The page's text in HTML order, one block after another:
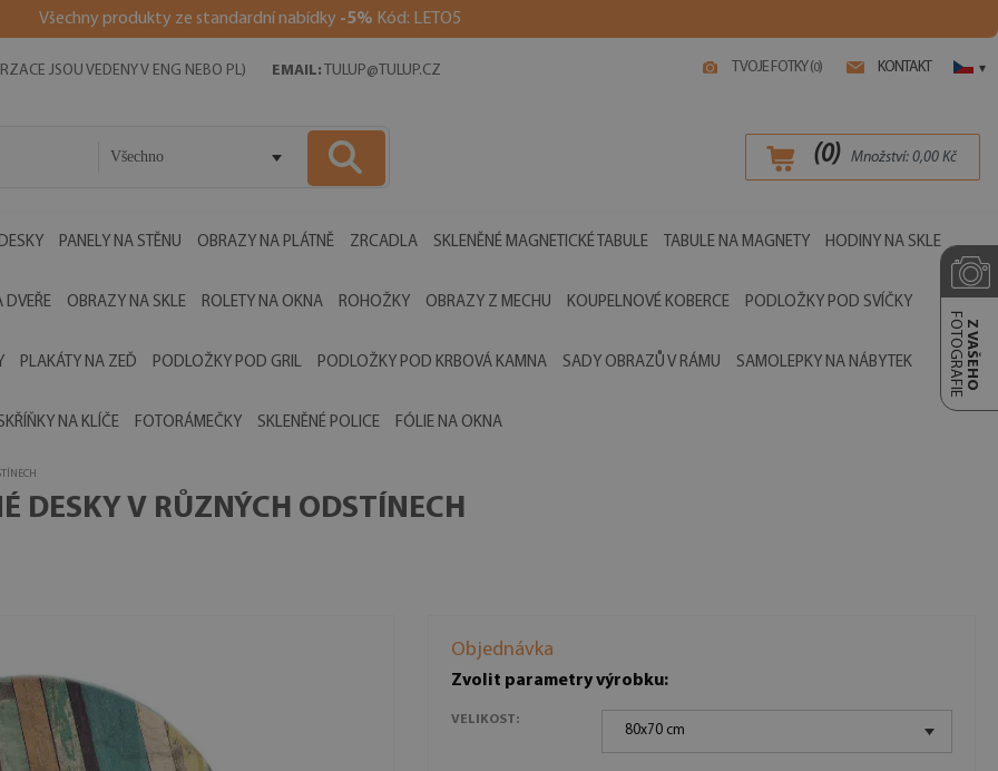
Všechny produkty ze standardní nabídky -5% Kód: LETO5
TVOJE FOTKY (0) KONTAKT ▾
JSOU VEDENY V ENG NEBO PL) EMAIL: TULUP@TULUP.CZ
Všechno (0) Množství: 0,00 Kč
PANELY NA STĚNU OBRAZY NA PLÁTNĚ ZRCADLA SKLENĚNÉ MAGNETICKÉ TABULE TABULE NA MAGNETY HODINY NA SKLE
DVEŘE OBRAZY NA SKLE ROLETY NA OKNA ROHOŽKY OBRAZY Z MECHU KOUPELNOVÉ KOBERCE PODLOŽKY POD SVÍČKY
PLAKÁTY NA ZEĎ PODLOŽKY POD GRIL PODLOŽKY POD KRBOVÁ KAMNA SADY OBRAZŮ V RÁMU SAMOLEPKY NA NÁBYTEK
NA KLÍČE FOTORÁMEČKY SKLENĚNÉ POLICE FÓLIE NA OKNA
Z VAŠEHO
FOTOGRAFIE
DESKY V RŮZNÝCH ODSTÍNECH
Objednávka
Zvolit parametry výrobku:
VELIKOST:
80x70 cm